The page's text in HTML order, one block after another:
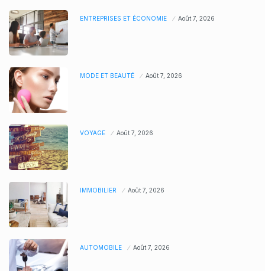
ENTREPRISES ET ÉCONOMIE Août 7, 2026
MODE ET BEAUTÉ Août 7, 2026
VOYAGE Août 7, 2026
IMMOBILIER Août 7, 2026
AUTOMOBILE Août 7, 2026